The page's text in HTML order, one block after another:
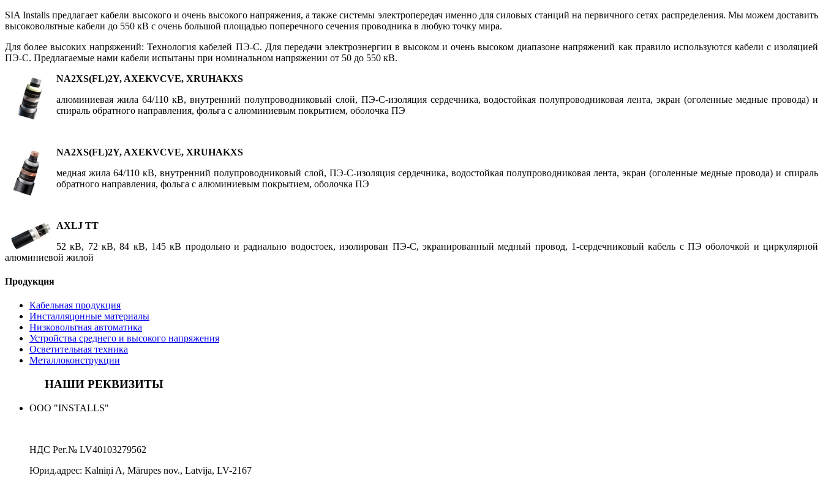
SIA Installs предлагает кабели высокого и очень высокого напряжения, а также системы электропередач именно для силовых станций на первичного сетях распределения. Мы можем доставить
высоковольтные кабели до 550 кВ с очень большой площадью поперечного сечения проводника в любую точку мира.
Для более высоких напряжений: Технология кабелей ПЭ-С. Для передачи электроэнергии в высоком и очень высоком диапазоне напряжений как правило используются кабели с изоляцией
ПЭ-С. Предлагаемые нами кабели испытаны при номинальном напряжении от 50 до 550 кВ.
NA2XS(FL)2Y, AXEKVCVE, XRUHAKXS
алюминиевая жила 64/110 кВ, внутренний полупроводниковый слой, ПЭ-С-изоляция сердечника, водостойкая полупроводниковая лента, экран (оголенные медные провода) и
спираль обратного направления, фольга с алюминиевым покрытием, оболочка ПЭ
NA2XS(FL)2Y, AXEKVCVE, XRUHAKXS
медная жила 64/110 кВ, внутренний полупроводниковый слой, ПЭ-С-изоляция сердечника, водостойкая полупроводниковая лента, экран (оголенные медные провода) и спираль
обратного направления, фольга с алюминиевым покрытием, оболочка ПЭ
AXLJ TT
52 кВ, 72 кВ, 84 кВ, 145 кВ продольно и радиально водостоек, изолирован ПЭ-С, экранированный медный провод, 1-сердечниковый кабель с ПЭ оболочкой и циркулярной
алюминиевой жилой
Продукция
Кабельная продукция
Инсталляцонные материалы
Низковольтная автоматика
Устройства среднего и высокого напряжения
Осветительная техника
Металлоконструкции
НАШИ РЕКВИЗИТЫ
ООО "INSTALLS"
НДС Рег.№ LV40103279562
Юрид.адрес: Kalniņi A, Mārupes nov., Latvija, LV-2167